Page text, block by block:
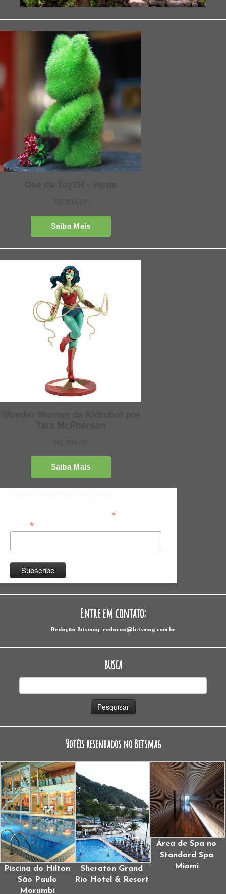
*indicates required
*
Entre em contato:
Redação Bitsmag: redacao@bitsmag.com.br
BUSCA
Hotéis resenhados no Bitsmag
Piscina do Hilton
São Paulo
Morumbi
Sheraton Grand
Rio Hotel & Resort
Área de Spa no
Standard Spa
Miami